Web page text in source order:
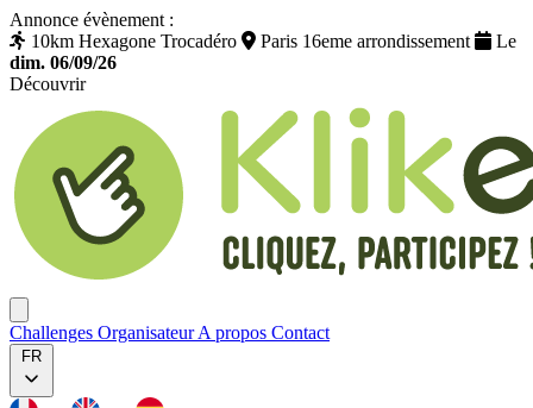
Annonce évènement :
10km Hexagone Trocadéro
Paris 16eme arrondissement
Le
dim. 06/09/26
Découvrir
Challenges OrganisateurA propos Contact
FR